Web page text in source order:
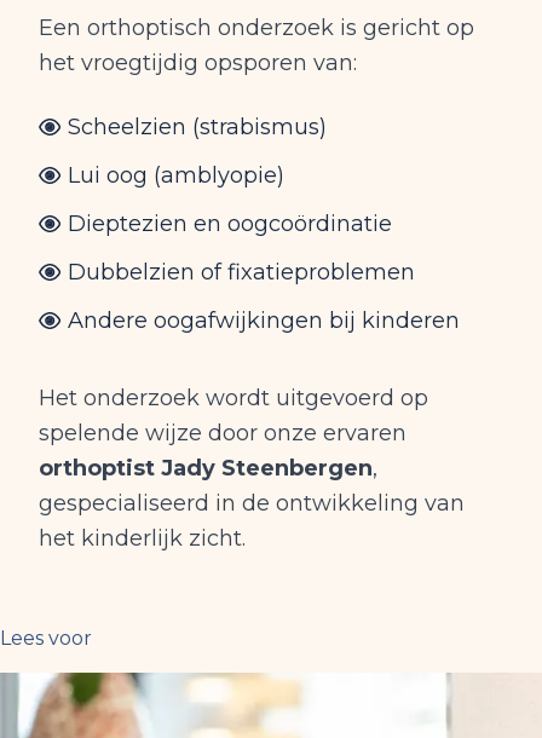
Een orthoptisch onderzoek is gericht op
het vroegtijdig opsporen van:
Scheelzien (strabismus)
Lui oog (amblyopie)
Dieptezien en oogcoördinatie
Dubbelzien of fixatieproblemen
Andere oogafwijkingen bij kinderen
Het onderzoek wordt uitgevoerd op
spelende wijze door onze ervaren
orthoptist Jady Steenbergen,
gespecialiseerd in de ontwikkeling van
het kinderlijk zicht.
Lees voor